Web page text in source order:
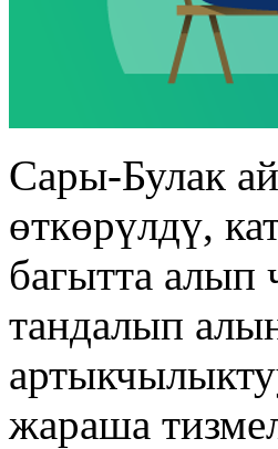
Cары-Булак
өткөрүлдү,
багытта
тандалып
жараша